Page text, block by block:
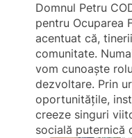
Domnul Petru
pentru Ocuparea
acentuat că,
comunitate.
vom cunoaşte
dezvoltare. Prin
oportunităţile,
creeze singuri
socială puternică